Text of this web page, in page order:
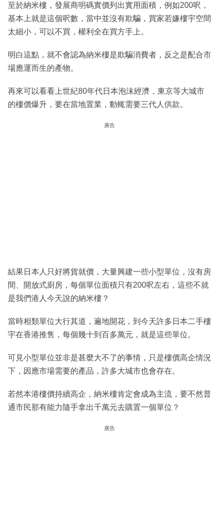
至於納米樓，發展商明碼實價列出實用面積，例如200呎，
基本上就是這個呎數，當中並沒有欺騙，買家若嫌樓宇空間
太細小，可以不買，權利全在買方手上。
明白這點，就不會認為納米樓是欺騙消費者，反之是配合市
場應運而生的產物。
再來可以看看上世紀80年代日本泡沫經濟，東京等大城市
的樓價爆升，要在當地置業，動輒需要三代人供款。
廣告
結果日本人只好將貨就價，大量興建一些小型單位，沒有房
間、開放式廚房，每個單位面積只有200呎左右，這些不就
是我們港人今天說的納米樓？
當時相類單位大行其道，遍地開花，到今天許多日本二手樓
宇在香港推售，每個幾十到百多萬元，就是這些單位。
可見小型單位並非是甚麼大不了的事情，只是樓價高企情況
下，因應市場需要的產品，許多大城市也會存在。
若然本港樓價持續高企，納米樓肯定會成為主流，要不然普
通市民那有能力隨手拿出千萬元去購置一個單位？
廣告